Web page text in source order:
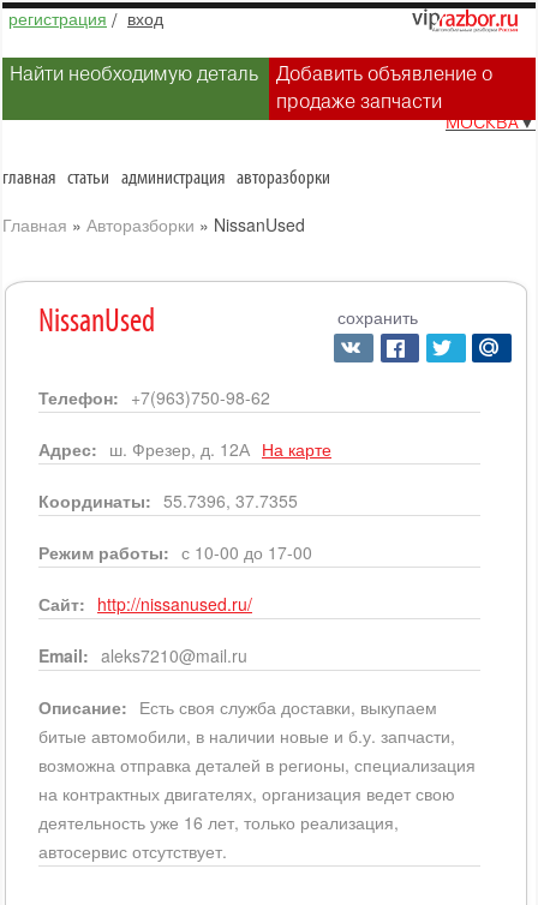
регистрация / вход
Найти необходимую деталь
Добавить объявление о
продаже запчасти
МОСКВА▼
главная статьи администрация авторазборки
Главная » Авторазборки » NissanUsed
NissanUsed сохранить
Телефон: +7(963)750-98-62
Адрес: ш. Фрезер, д. 12А На карте
Координаты: 55.7396, 37.7355
Режим работы: с 10-00 до 17-00
Сайт: http://nissanused.ru/
Email: aleks7210@mail.ru
Описание: Есть своя служба доставки, выкупаем
битые автомобили, в наличии новые и б.у. запчасти,
возможна отправка деталей в регионы, специализация
на контрактных двигателях, организация ведет свою
деятельность уже 16 лет, только реализация,
автосервис отсутствует.